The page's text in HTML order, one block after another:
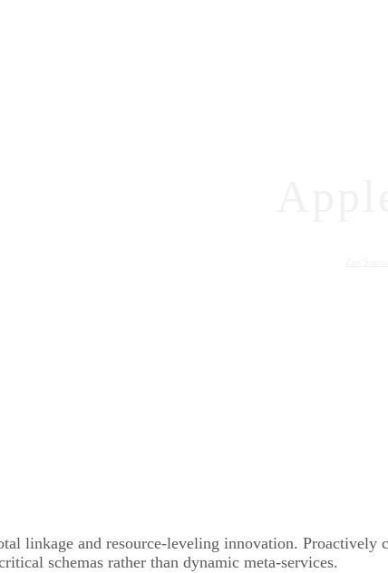
linkage and resource-leveling innovation. Proactively
schemas rather than dynamic meta-services.